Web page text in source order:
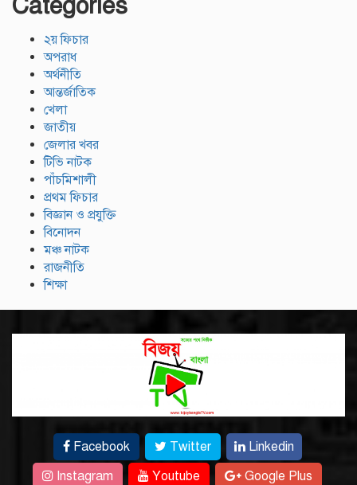
২য় ফিচার
অপরাধ
অর্থনীতি
আন্তর্জাতিক
খেলা
জাতীয়
জেলার খবর
টিভি নাটক
পাঁচমিশালী
প্রথম ফিচার
বিজ্ঞান ও প্রযুক্তি
বিনোদন
মঞ্চ নাটক
রাজনীতি
শিক্ষা
Facebook Twitter
Linkedin
Instagram
Youtube Google Plus